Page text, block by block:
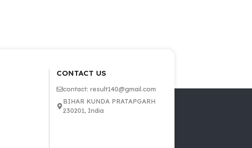
CONTACT US
contact: result140@gmail.com
BIHAR KUNDA PRATAPGARH
230201, India